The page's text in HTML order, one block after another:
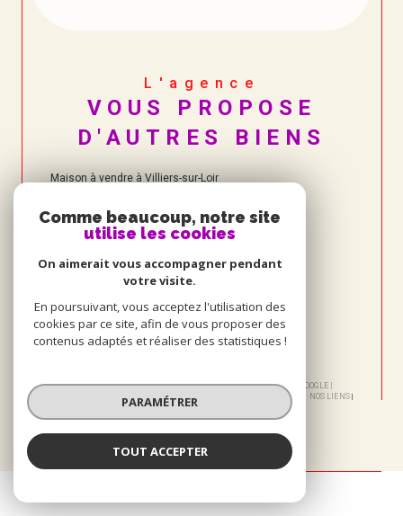
L'agence
VOUS PROPOSE
D'AUTRES BIENS
Maison à vendre à Villiers-sur-Loir
© 2026 | TOUS DROITS RÉSERVÉS | TRADUCTION POWERED BY GOOGLE |
PLAN DU SITE MENTIONS LÉGALES ADMIN
NOS LIENS
POLITIQUE RGPD
Comme beaucoup, notre site
utilise les cookies
On aimerait vous accompagner pendant
votre visite.
En poursuivant, vous acceptez l'utilisation des
cookies par ce site, afin de vous proposer des
contenus adaptés et réaliser des statistiques !
PARAMÉTRER
TOUT ACCEPTER